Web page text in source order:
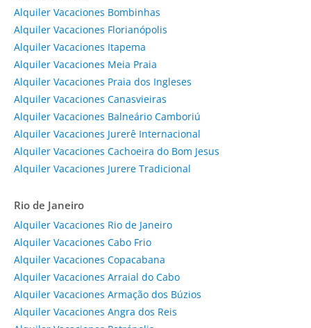
Alquiler Vacaciones Bombinhas
Alquiler Vacaciones Florianópolis
Alquiler Vacaciones Itapema
Alquiler Vacaciones Meia Praia
Alquiler Vacaciones Praia dos Ingleses
Alquiler Vacaciones Canasvieiras
Alquiler Vacaciones Balneário Camboriú
Alquiler Vacaciones Jurerê Internacional
Alquiler Vacaciones Cachoeira do Bom Jesus
Alquiler Vacaciones Jurere Tradicional
Rio de Janeiro
Alquiler Vacaciones Rio de Janeiro
Alquiler Vacaciones Cabo Frio
Alquiler Vacaciones Copacabana
Alquiler Vacaciones Arraial do Cabo
Alquiler Vacaciones Armação dos Búzios
Alquiler Vacaciones Angra dos Reis